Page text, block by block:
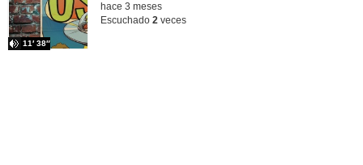
11′ 38″
hace 3 meses
Escuchado 2 veces